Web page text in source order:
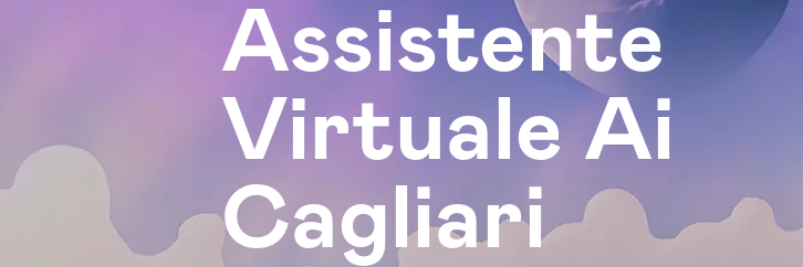
Assistente
Virtuale Ai
Cagliari